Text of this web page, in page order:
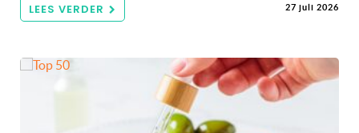
LEES VERDER 27 juli 2026